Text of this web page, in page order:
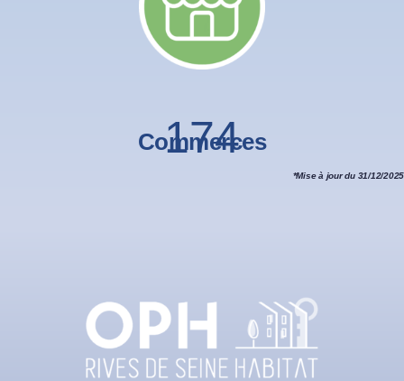
174
Commerces
*Mise à jour du 31/12/2025